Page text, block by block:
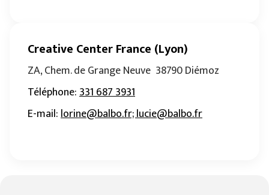
Creative Center France (Lyon)
ZA, Chem. de Grange Neuve 38790 Diémoz
Téléphone:331 687 3931
E-mail:lorine@balbo.fr; lucie@balbo.fr